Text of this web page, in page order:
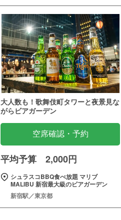
大人数も！歌舞伎町タワーと夜景見な
がらビアガーデン
空席確認・予約
平均予算 2,000円
シュラスコBBQ食べ放題 マリブ
MALIBU 新宿最大級のビアガーデン
新宿駅／東京都